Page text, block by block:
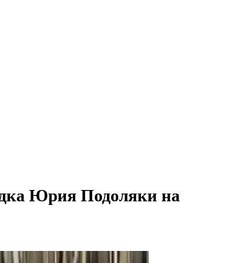
Юрия Подоляки на